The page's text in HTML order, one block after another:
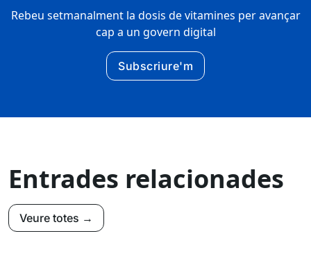
Rebeu setmanalment la dosis de vitamines per avançar
cap a un govern digital
Subscriure'm
Entrades relacionades
Veure totes →